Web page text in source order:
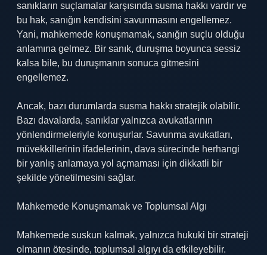
sanıkların suçlamalar karşısında susma hakkı vardır ve
bu hak, sanığın kendisini savunmasını engellemez.
Yani, mahkemede konuşmamak, sanığın suçlu olduğu
anlamına gelmez. Bir sanık, duruşma boyunca sessiz
kalsa bile, bu duruşmanın sonuca gitmesini
engellemez.
Ancak, bazı durumlarda susma hakkı stratejik olabilir.
Bazı davalarda, sanıklar yalnızca avukatlarının
yönlendirmeleriyle konuşurlar. Savunma avukatları,
müvekkillerinin ifadelerinin, dava sürecinde herhangi
bir yanlış anlamaya yol açmaması için dikkatli bir
şekilde yönetilmesini sağlar.
Mahkemede Konuşmamak ve Toplumsal Algı
Mahkemede suskun kalmak, yalnızca hukuki bir strateji
olmanın ötesinde, toplumsal algıyı da etkileyebilir.